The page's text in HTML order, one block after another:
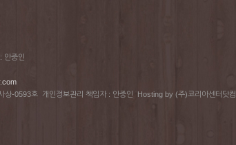
안중인
상-0593호 개인정보관리 책임자 : 안중인 Hosting by (주)코리아센터닷컴